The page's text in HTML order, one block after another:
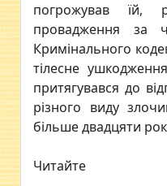
погрожував їй,
провадження за
Кримінального
тілесне
притягувався до
різного виду
більше двадцяти
Читайте